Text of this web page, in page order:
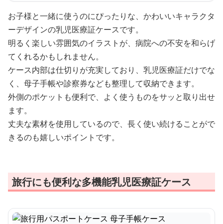
お子様と一緒に使うのにぴったりな、かわいいキャラクタ
ーデザインの乳児医療証ケースです。
明るく楽しい雰囲気のイラストが、病院への不安を和らげ
てくれるかもしれません。
ケース内部は仕切りが充実しており、乳児医療証だけでな
く、母子手帳や診察券なども整理して収納できます。
外側のポケットも便利で、よく使うものをサッと取り出せ
ます。
丈夫な素材を使用しているので、長く使い続けることがで
きるのも嬉しいポイントです。
旅行にも便利な多機能乳児医療証ケース